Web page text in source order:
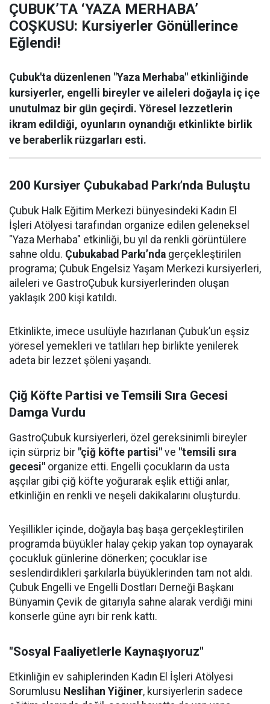
ÇUBUK’TA ‘YAZA MERHABA’
COŞKUSU: Kursiyerler Gönüllerince
Eğlendi!
Çubuk'ta düzenlenen "Yaza Merhaba" etkinliğinde
kursiyerler, engelli bireyler ve aileleri doğayla iç içe
unutulmaz bir gün geçirdi. Yöresel lezzetlerin
ikram edildiği, oyunların oynandığı etkinlikte birlik
ve beraberlik rüzgarları esti.
200 Kursiyer Çubukabad Parkı’nda Buluştu
Çubuk Halk Eğitim Merkezi bünyesindeki Kadın El
İşleri Atölyesi tarafından organize edilen geleneksel
"Yaza Merhaba" etkinliği, bu yıl da renkli görüntülere
sahne oldu. Çubukabad Parkı’nda gerçekleştirilen
programa; Çubuk Engelsiz Yaşam Merkezi kursiyerleri,
aileleri ve GastroÇubuk kursiyerlerinden oluşan
yaklaşık 200 kişi katıldı.
Etkinlikte, imece usulüyle hazırlanan Çubuk’un eşsiz
yöresel yemekleri ve tatlıları hep birlikte yenilerek
adeta bir lezzet şöleni yaşandı.
Çiğ Köfte Partisi ve Temsili Sıra Gecesi
Damga Vurdu
GastroÇubuk kursiyerleri, özel gereksinimli bireyler
için sürpriz bir "çiğ köfte partisi" ve "temsili sıra
gecesi" organize etti. Engelli çocukların da usta
aşçılar gibi çiğ köfte yoğurarak eşlik ettiği anlar,
etkinliğin en renkli ve neşeli dakikalarını oluşturdu.
Yeşillikler içinde, doğayla baş başa gerçekleştirilen
programda büyükler halay çekip yakan top oynayarak
çocukluk günlerine dönerken; çocuklar ise
seslendirdikleri şarkılarla büyüklerinden tam not aldı.
Çubuk Engelli ve Engelli Dostları Derneği Başkanı
Bünyamin Çevik de gitarıyla sahne alarak verdiği mini
konserle güne ayrı bir renk kattı.
"Sosyal Faaliyetlerle Kaynaşıyoruz"
Etkinliğin ev sahiplerinden Kadın El İşleri Atölyesi
Sorumlusu Neslihan Yiğiner, kursiyerlerin sadece